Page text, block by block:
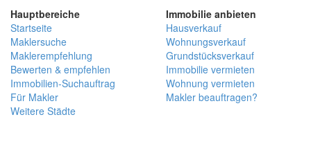
Hauptbereiche
Startseite
Maklersuche
Maklerempfehlung
Bewerten & empfehlen
Immobilien-Suchauftrag
Für Makler
Weitere Städte
Immobilie anbieten
Hausverkauf
Wohnungsverkauf
Grundstücksverkauf
Immobilie vermieten
Wohnung vermieten
Makler beauftragen?